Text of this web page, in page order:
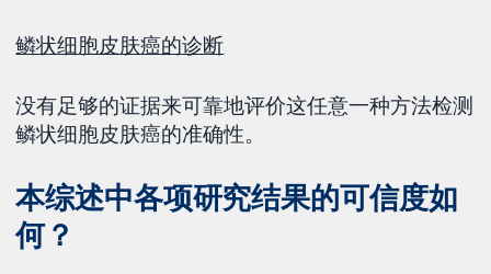
鳞状细胞皮肤癌的诊断
没有足够的证据来可靠地评价这任意一种方法检测
鳞状细胞皮肤癌的准确性。
本综述中各项研究结果的可信度如
何？